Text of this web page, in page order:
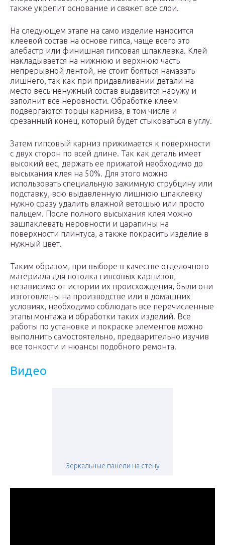
также укрепит основание и свяжет все слои.
На следующем этапе на само изделие наносится
клеевой состав на основе гипса, чаще всего это
алебастр или финишная гипсовая шпаклевка. Клей
накладывается на нижнюю и верхнюю часть
непрерывной лентой, не стоит бояться намазать
лишнего, так как при придавливании детали на
место весь ненужный состав выдавится наружу и
заполнит все неровности. Обработке клеем
подвергаются торцы карниза, в том числе и
срезанный конец, который будет стыковаться в углу.
Затем гипсовый карниз прижимается к поверхности
с двух сторон по всей длине. Так как деталь имеет
высокий вес, держать ее прижатой необходимо до
высыхания клея на 50%. Для этого можно
использовать специальную зажимную струбцину или
подставку, всю выдавленную лишнюю шпаклевку
нужно сразу удалить влажной ветошью или просто
пальцем. После полного высыхания клея можно
зашпаклевать неровности и царапины на
поверхности плинтуса, а также покрасить изделие в
нужный цвет.
Таким образом, при выборе в качестве отделочного
материала для потолка гипсовых карнизов,
независимо от истории их происхождения, были они
изготовлены на производстве или в домашних
условиях, необходимо соблюдать все перечисленные
этапы монтажа и обработки таких изделий. Все
работы по установке и покраске элементов можно
выполнить самостоятельно, предварительно изучив
все тонкости и нюансы подобного ремонта.
Видео
Зеркальные панели на стену